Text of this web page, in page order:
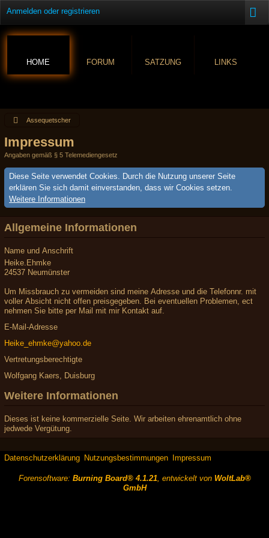
Anmelden oder registrieren
HOME FORUM SATZUNG LINKS
Assequetscher
Impressum
Angaben gemäß § 5 Telemediengesetz
Diese Seite verwendet Cookies. Durch die Nutzung unserer Seite
erklären Sie sich damit einverstanden, dass wir Cookies setzen.
Weitere Informationen
Allgemeine Informationen
Name und Anschrift
Heike.Ehmke
24537 Neumünster
Um Missbrauch zu vermeiden sind meine Adresse und die Telefonnr. mit
voller Absicht nicht offen preisgegeben. Bei eventuellen Problemen, ect
nehmen Sie bitte per Mail mit mir Kontakt auf.
E-Mail-Adresse
Heike_ehmke@yahoo.de
Vertretungsberechtigte
Wolfgang Kaers, Duisburg
Weitere Informationen
Dieses ist keine kommerzielle Seite. Wir arbeiten ehrenamtlich ohne
jedwede Vergütung.
Datenschutzerklärung Nutzungsbestimmungen Impressum
Forensoftware: Burning Board® 4.1.21, entwickelt von WoltLab®
GmbH